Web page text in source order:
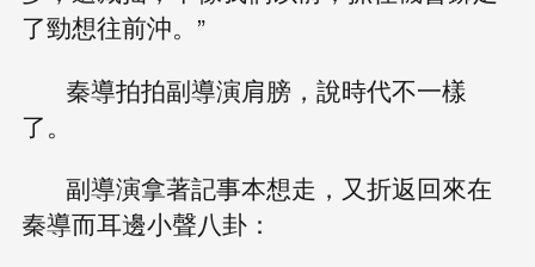
了勁想往前沖。”
秦導拍拍副導演肩膀，說時代不一樣
了。
副導演拿著記事本想走，又折返回來在
秦導而耳邊小聲八卦：